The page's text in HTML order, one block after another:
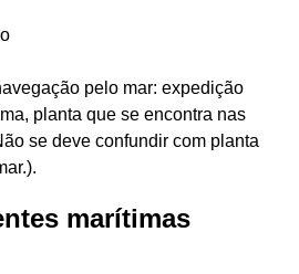
pelo mar: expedição
planta que se encontra nas
se deve confundir com planta
marítimas